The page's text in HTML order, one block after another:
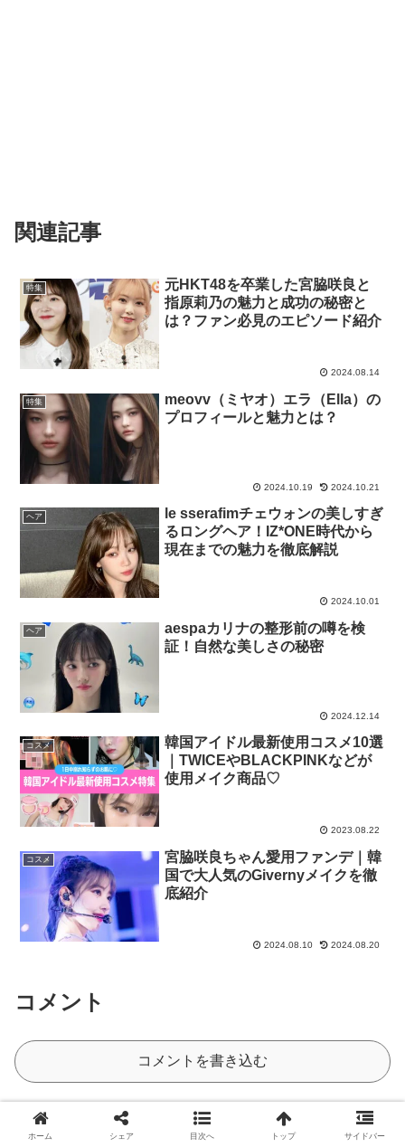
関連記事
特集
元HKT48を卒業した宮脇咲良と
指原莉乃の魅力と成功の秘密と
は？ファン必見のエピソード紹介
2024.08.14
特集
meovv（ミヤオ）エラ（Ella）の
プロフィールと魅力とは？
2024.10.19 2024.10.21
ヘア
le sserafimチェウォンの美しすぎ
るロングヘア！IZ*ONE時代から
現在までの魅力を徹底解説
2024.10.01
ヘア
aespaカリナの整形前の噂を検
証！自然な美しさの秘密
2024.12.14
コスメ
韓国アイドル最新使用コスメ10選
｜TWICEやBLACKPINKなどが
使用メイク商品♡
2023.08.22
コスメ
宮脇咲良ちゃん愛用ファンデ｜韓
国で大人気のGivernyメイクを徹
底紹介
2024.08.10 2024.08.20
コメント
コメントを書き込む
ホーム ヘア
ホーム シェア 目次へ トップ サイドバー